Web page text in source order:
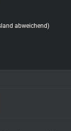
abweichend)